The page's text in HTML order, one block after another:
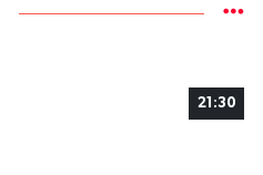
21:30